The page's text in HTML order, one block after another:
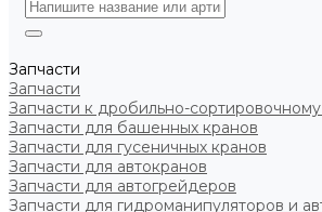
Запчасти
Запчасти
Запчасти к дробильно-
Запчасти для башенных кранов
Запчасти для гусеничных кранов
Запчасти для автокранов
Запчасти для автогрейдеров
Запчасти для гидроманипуляторов и